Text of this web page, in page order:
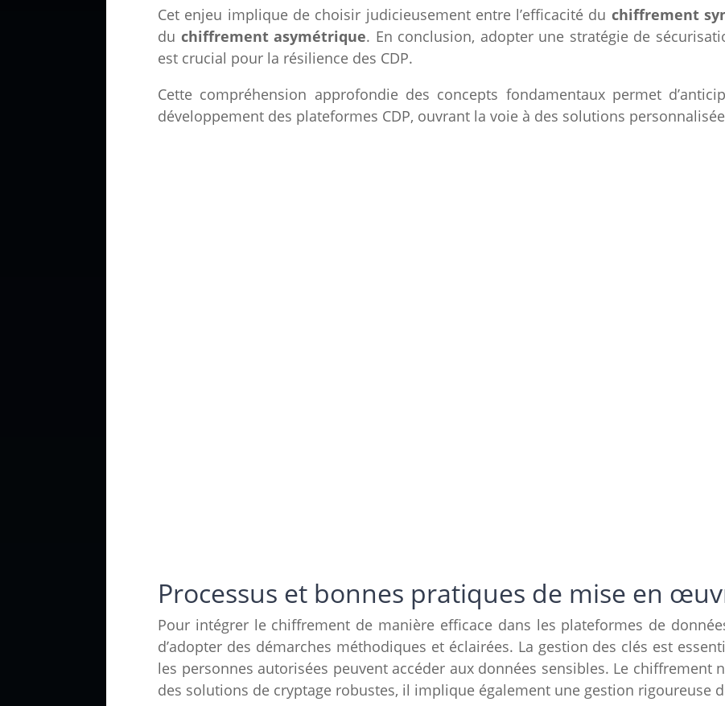
Cet enjeu implique de choisir judicieusement entre l’efficacité du chiffrement
du chiffrement asymétrique. En conclusion, adopter une stratégie de
est crucial pour la résilience des CDP.
Cette compréhension approfondie des concepts fondamentaux permet
développement des plateformes CDP, ouvrant la voie à des solutions
Processus et bonnes pratiques de mise en
Pour intégrer le chiffrement de manière efficace dans les plateformes de
d’adopter des démarches méthodiques et éclairées. La gestion des clés est
les personnes autorisées peuvent accéder aux données sensibles. Le chiffrement
des solutions de cryptage robustes, il implique également une gestion rigoureuse